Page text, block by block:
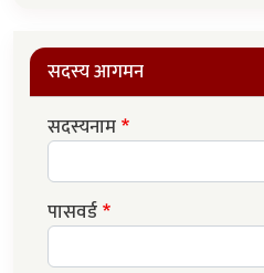
सदस्य आगमन
सदस्यनाम
पासवर्ड